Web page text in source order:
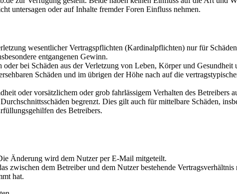
untersagen oder auf Inhalte fremder Foren Einfluss nehmen.
wesentlicher Vertragspflichten (Kardinalpflichten) nur für
entgangenen Gewinn.
bei Schäden aus der Verletzung von Leben, Körper und Gesundheit
Schäden und im übrigen der Höhe nach auf die
oder vorsätzlichem oder grob fahrlässigem Verhalten des Betreibers
begrenzt. Dies gilt auch für mittelbare Schäden,
des Betreibers.
Änderung wird dem Nutzer per E-Mail mitgeteilt.
zwischen dem Betreiber und dem Nutzer bestehende
hat.